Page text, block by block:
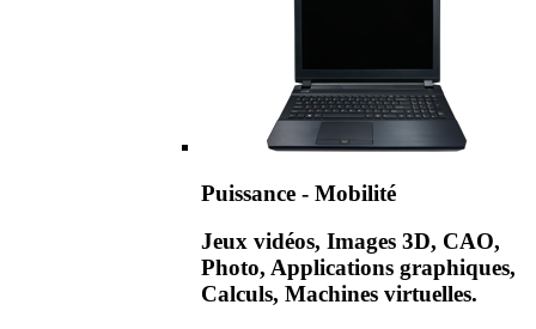
Puissance - Mobilité
Jeux vidéos, Images 3D, CAO,
Photo, Applications graphiques,
Calculs, Machines virtuelles.